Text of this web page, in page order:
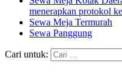
menerapkan protokol
Sewa Meja Termurah
Sewa Panggung
Cari untuk: